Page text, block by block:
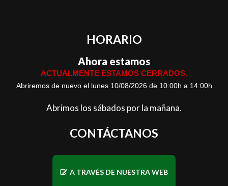
HORARIO
Ahora estamos
ACTUALMENTE ESTAMOS CERRADOS.
Abriremos de nuevo el lunes 10/08/2026 de 10:00h a 14:00h
Abrimos los sábados por la mañana.
CONTÁCTANOS
A TRAVÉS DE NUESTRA WEB